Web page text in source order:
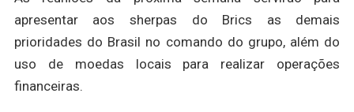
apresentar aos sherpas do Brics as demais
prioridades do Brasil no comando do grupo, além do
uso de moedas locais para realizar operações
financeiras.